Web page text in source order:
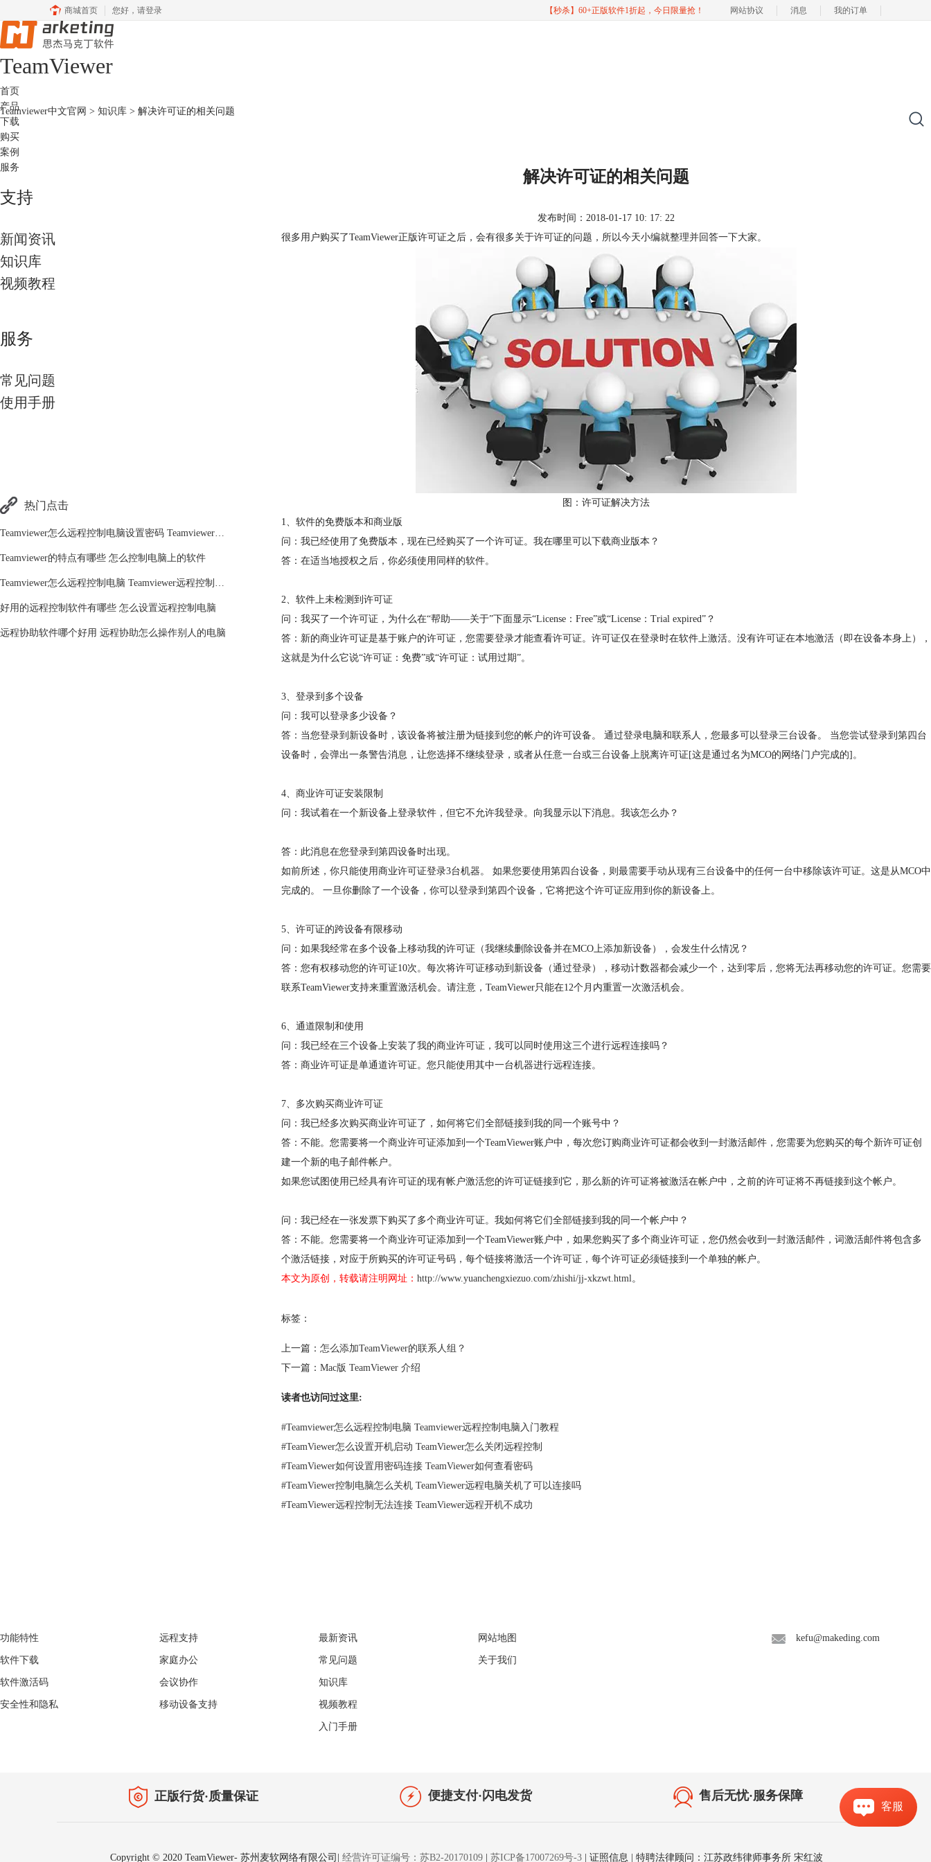
客服
商城首页 您好， 请登录 【秒杀】60+正版软件1折起，今日限量抢！ 网站协议 消息 我的订单
TeamViewer
首页
产品
下载
购买
案例
服务
Teamviewer中文官网 > 知识库 > 解决许可证的相关问题
支持
新闻资讯
知识库
视频教程
服务
常见问题
使用手册
热门点击
Teamviewer怎么远程控制电脑设置密码 Teamviewer新手必看操作
Teamviewer的特点有哪些 怎么控制电脑上的软件
Teamviewer怎么远程控制电脑 Teamviewer远程控制电脑入门教程
好用的远程控制软件有哪些 怎么设置远程控制电脑
远程协助软件哪个好用 远程协助怎么操作别人的电脑
解决许可证的相关问题
发布时间：2018-01-17 10: 17: 22
很多用户购买了TeamViewer正版许可证之后，会有很多关于许可证的问题，所以今天小编就整理并回答一下大家。
图：许可证解决方法
1、软件的免费版本和商业版
问：我已经使用了免费版本，现在已经购买了一个许可证。我在哪里可以下载商业版本？
答：在适当地授权之后，你必须使用同样的软件。
2、软件上未检测到许可证
问：我买了一个许可证，为什么在“帮助——关于”下面显示“License：Free”或“License：Trial expired”？
答：新的商业许可证是基于账户的许可证，您需要登录才能查看许可证。许可证仅在登录时在软件上激活。没有许可证在本地激活（即在设备本身上），
这就是为什么它说“许可证：免费”或“许可证：试用过期”。
3、登录到多个设备
问：我可以登录多少设备？
答：当您登录到新设备时，该设备将被注册为链接到您的帐户的许可设备。 通过登录电脑和联系人，您最多可以登录三台设备。 当您尝试登录到第四台
设备时，会弹出一条警告消息，让您选择不继续登录，或者从任意一台或三台设备上脱离许可证[这是通过名为MCO的网络门户完成的]。
4、商业许可证安装限制
问：我试着在一个新设备上登录软件，但它不允许我登录。向我显示以下消息。我该怎么办？
答：此消息在您登录到第四设备时出现。
如前所述，你只能使用商业许可证登录3台机器。 如果您要使用第四台设备，则最需要手动从现有三台设备中的任何一台中移除该许可证。这是从MCO中
完成的。 一旦你删除了一个设备，你可以登录到第四个设备，它将把这个许可证应用到你的新设备上。
5、许可证的跨设备有限移动
问：如果我经常在多个设备上移动我的许可证（我继续删除设备并在MCO上添加新设备），会发生什么情况？
答：您有权移动您的许可证10次。每次将许可证移动到新设备（通过登录），移动计数器都会减少一个，达到零后，您将无法再移动您的许可证。您需要
联系TeamViewer支持来重置激活机会。请注意，TeamViewer只能在12个月内重置一次激活机会。
6、通道限制和使用
问：我已经在三个设备上安装了我的商业许可证，我可以同时使用这三个进行远程连接吗？
答：商业许可证是单通道许可证。您只能使用其中一台机器进行远程连接。
7、多次购买商业许可证
问：我已经多次购买商业许可证了，如何将它们全部链接到我的同一个账号中？
答：不能。您需要将一个商业许可证添加到一个TeamViewer账户中，每次您订购商业许可证都会收到一封激活邮件，您需要为您购买的每个新许可证创
建一个新的电子邮件帐户。
如果您试图使用已经具有许可证的现有帐户激活您的许可证链接到它，那么新的许可证将被激活在帐户中，之前的许可证将不再链接到这个帐户。
问：我已经在一张发票下购买了多个商业许可证。我如何将它们全部链接到我的同一个帐户中？
答：不能。您需要将一个商业许可证添加到一个TeamViewer账户中，如果您购买了多个商业许可证，您仍然会收到一封激活邮件，词激活邮件将包含多
个激活链接，对应于所购买的许可证号码，每个链接将激活一个许可证，每个许可证必须链接到一个单独的帐户。
本文为原创，转载请注明网址： http://www.yuanchengxiezuo.com/zhishi/jj-xkzwt.html。
标签：
上一篇： 怎么添加TeamViewer的联系人组？
下一篇： Mac版 TeamViewer 介绍
读者也访问过这里:
#Teamviewer怎么远程控制电脑 Teamviewer远程控制电脑入门教程
#TeamViewer怎么设置开机启动 TeamViewer怎么关闭远程控制
#TeamViewer如何设置用密码连接 TeamViewer如何查看密码
#TeamViewer控制电脑怎么关机 TeamViewer远程电脑关机了可以连接吗
#TeamViewer远程控制无法连接 TeamViewer远程开机不成功
功能特性
软件下载
软件激活码
安全性和隐私
远程支持
家庭办公
会议协作
移动设备支持
最新资讯
常见问题
知识库
视频教程
入门手册
网站地图
关于我们
kefu@makeding.com
正版行货·质量保证 便捷支付·闪电发货 售后无忧·服务保障
Copyright © 2020 TeamViewer- 苏州麦软网络有限公司| 经营许可证编号：苏B2-20170109 苏ICP备17007269号-3 证照信息 | 特聘法律顾问：江苏政纬律师事务所 宋红波